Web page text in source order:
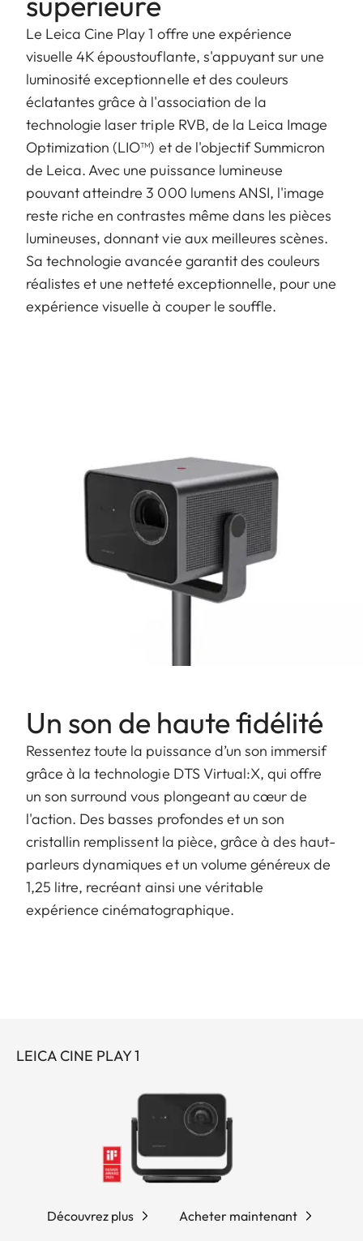
Le Leica Cine Play 1 offre une expérience
visuelle 4K époustouflante, s'appuyant sur une
luminosité exceptionnelle et des couleurs
éclatantes grâce à l'association de la
technologie laser triple RVB, de la Leica Image
Optimization (LIO™) et de l'objectif Summicron
de Leica. Avec une puissance lumineuse
pouvant atteindre 3 000 lumens ANSI, l'image
reste riche en contrastes même dans les pièces
lumineuses, donnant vie aux meilleures scènes.
Sa technologie avancée garantit des couleurs
réalistes et une netteté exceptionnelle, pour une
expérience visuelle à couper le souffle.
Un son de haute fidélité
Ressentez toute la puissance d’un son immersif
grâce à la technologie DTS Virtual:X, qui offre
un son surround vous plongeant au cœur de
l'action. Des basses profondes et un son
cristallin remplissent la pièce, grâce à des haut-
parleurs dynamiques et un volume généreux de
1,25 litre, recréant ainsi une véritable
expérience cinématographique.
LEICA CINE PLAY 1
Découvrez plus Acheter maintenant